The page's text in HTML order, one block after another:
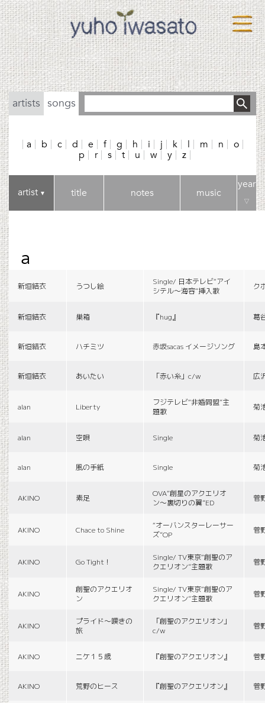
artists songs
a b c d e f g h i j k l m n
o
p
r s t u w y z
artist▼ title notes music
year
▽
a
新垣結衣 うつし絵
Single/ 日本テレビ“アイ
シテル〜海容”挿入歌
ク
新垣結衣 巣箱 『hug』 葛
新垣結衣 ハチミツ 赤坂sacas イメージソング 島
新垣結衣 あいたい 「赤い糸」c/w 広
alan Liberty
フジテレビ“非婚同盟”主
題歌
菊
alan 空唄 Single 菊
alan 風の手紙 Single 菊
AKINO 素足
OVA“創星のアクエリオ
ン〜裏切りの翼”ED
菅
AKINO Chace to Shine
“オーバンスターレーサー
ズ”OP
菅
AKINO Go Tight！
Single/ TV東京“創聖のア
クエリオン”主題歌
菅
AKINO
創聖のアクエリオ
ン
Single/ TV東京“創聖のア
クエリオン”主題歌
菅
AKINO
プライド〜嘆きの
旅
「創聖のアクエリオン」
c/w
菅
AKINO ニケ１５歳 『創聖のアクエリオン』 菅
AKINO 荒野のヒース 『創聖のアクエリオン』 菅